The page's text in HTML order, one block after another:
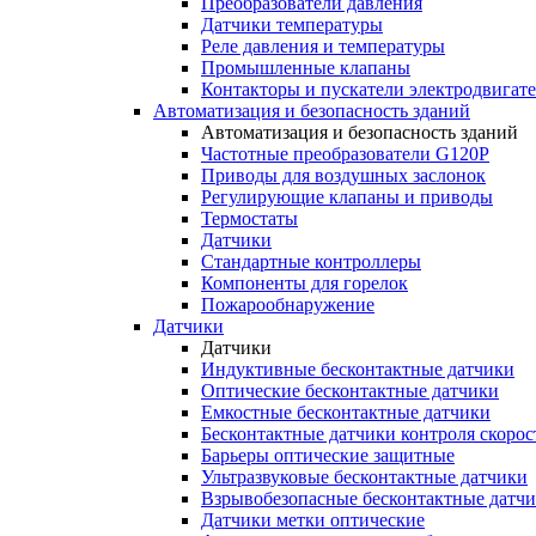
Датчики температуры
Реле давления и температуры
Промышленные клапаны
Контакторы и пускатели
Автоматизация и безопасность зданий
Автоматизация и безопасность зданий
Частотные преобразователи G120P
Приводы для воздушных заслонок
Регулирующие клапаны и приводы
Термостаты
Датчики
Стандартные контроллеры
Компоненты для горелок
Пожарообнаружение
Датчики
Датчики
Индуктивные бесконтактные датчики
Оптические бесконтактные датчики
Емкостные бесконтактные датчики
Бесконтактные датчики контроля
Барьеры оптические защитные
Ультразвуковые бесконтактные датчики
Взрывобезопасные бесконтактные
Датчики метки оптические